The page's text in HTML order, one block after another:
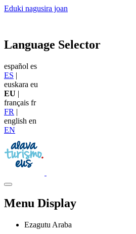
Eduki nagusira joan
Language Selector
español es
ES |
euskara eu
EU |
français fr
FR |
english en
EN
Menu Display
Ezagutu Araba